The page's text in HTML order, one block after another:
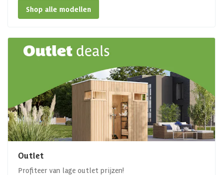
Shop alle modellen
Outlet
Profiteer van lage outlet prijzen!